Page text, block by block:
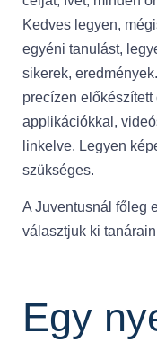
Kedves legyen,
egyéni tanulást,
sikerek,
precízen
applikációkkal,
linkelve. Legyen
szükséges.
A Juventusnál főleg
választjuk ki
Egy